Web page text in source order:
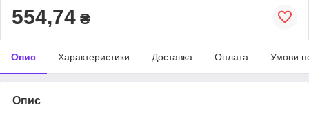
554,74 ₴
Опис Характеристики Доставка Оплата Умови
Опис